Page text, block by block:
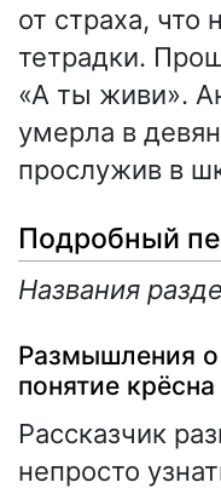
от страха, что
тетрадки.
«А ты живи».
умерла в
прослужив в
Подробный
Названия
Размышления
понятие крёсна
Рассказчик
непросто